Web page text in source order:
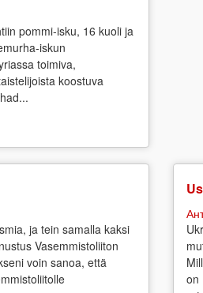
pommi-isku, 16 kuoli ja
iskun
toimiva,
koostuva
ja tein samalla kaksi
Vasemmistoliiton
voin sanoa, että
on